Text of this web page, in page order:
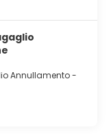
Annullamento -